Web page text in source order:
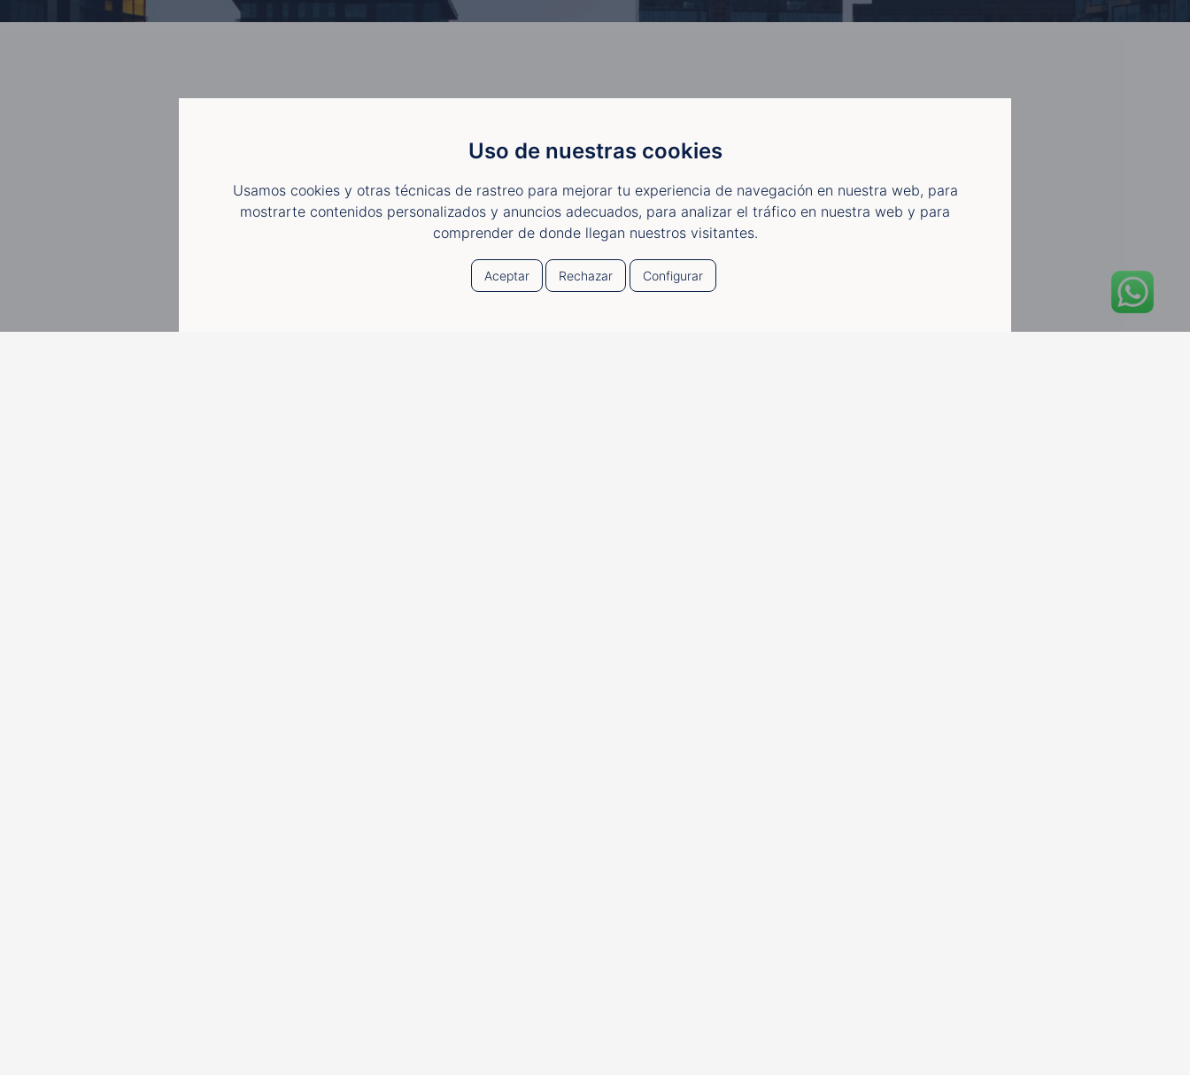
Uso de nuestras cookies
Usamos cookies y otras técnicas de rastreo para mejorar tu experiencia de navegación en nuestra web, para
mostrarte contenidos personalizados y anuncios adecuados, para analizar el tráfico en nuestra web y para
comprender de donde llegan nuestros visitantes.
Aceptar Rechazar Configurar